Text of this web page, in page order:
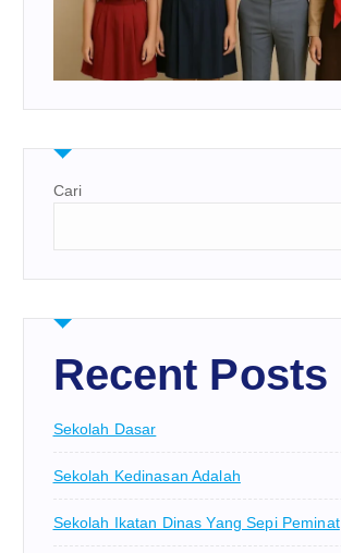
Cari
Recent Posts
Sekolah Dasar
Sekolah Kedinasan Adalah
Sekolah Ikatan Dinas Yang Sepi Peminat